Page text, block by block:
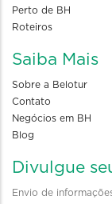
Perto de BH
Roteiros
Saiba Mais
Sobre a Belotur
Contato
Negócios em BH
Blog
Divulgue
Envio de